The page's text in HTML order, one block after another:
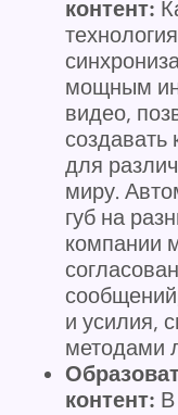
контент:
мощным
видео,
создавать
для
миру.
губ на
компании
и усилия,
методами
контент: В